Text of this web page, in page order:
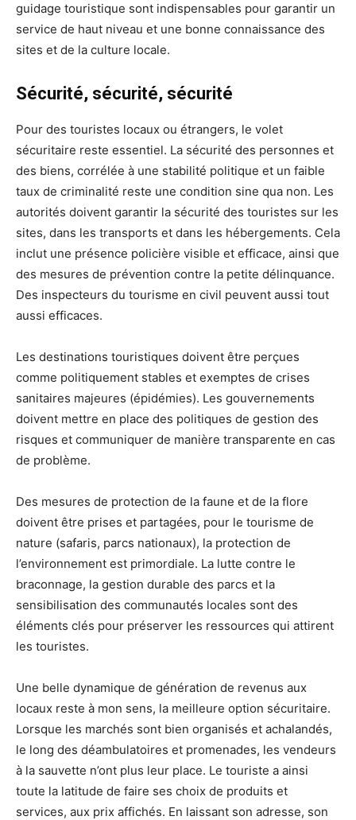
guidage touristique sont indispensables pour garantir un
service de haut niveau et une bonne connaissance des
sites et de la culture locale.
Sécurité, sécurité, sécurité
Pour des touristes locaux ou étrangers, le volet
sécuritaire reste essentiel. La sécurité des personnes et
des biens, corrélée à une stabilité politique et un faible
taux de criminalité reste une condition sine qua non. Les
autorités doivent garantir la sécurité des touristes sur les
sites, dans les transports et dans les hébergements. Cela
inclut une présence policière visible et efficace, ainsi que
des mesures de prévention contre la petite délinquance.
Des inspecteurs du tourisme en civil peuvent aussi tout
aussi efficaces.
Les destinations touristiques doivent être perçues
comme politiquement stables et exemptes de crises
sanitaires majeures (épidémies). Les gouvernements
doivent mettre en place des politiques de gestion des
risques et communiquer de manière transparente en cas
de problème.
Des mesures de protection de la faune et de la flore
doivent être prises et partagées, pour le tourisme de
nature (safaris, parcs nationaux), la protection de
l’environnement est primordiale. La lutte contre le
braconnage, la gestion durable des parcs et la
sensibilisation des communautés locales sont des
éléments clés pour préserver les ressources qui attirent
les touristes.
Une belle dynamique de génération de revenus aux
locaux reste à mon sens, la meilleure option sécuritaire.
Lorsque les marchés sont bien organisés et achalandés,
le long des déambulatoires et promenades, les vendeurs
à la sauvette n’ont plus leur place. Le touriste a ainsi
toute la latitude de faire ses choix de produits et
services, aux prix affichés. En laissant son adresse, son